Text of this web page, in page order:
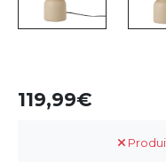
119,99